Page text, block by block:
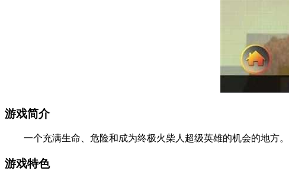
游戏简介
一个充满生命、危险和成为终极火柴人超级英雄的机会的地方。
游戏特色